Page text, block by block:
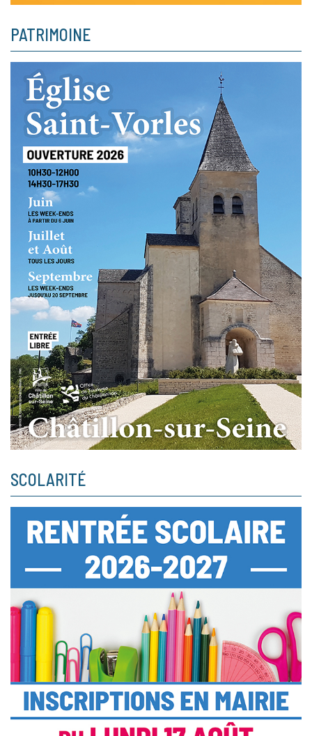
PATRIMOINE
SCOLARITÉ